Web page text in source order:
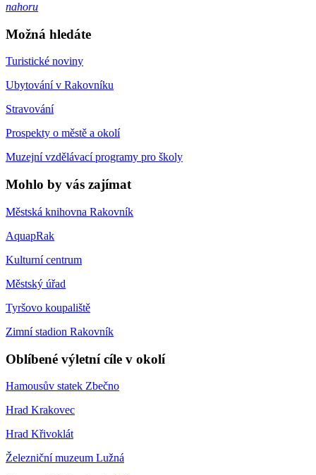
nahoru
Možná hledáte
Turistické noviny
Ubytování v Rakovníku
Stravování
Prospekty o městě a okolí
Muzejní vzdělávací programy pro školy
Mohlo by vás zajímat
Městská knihovna Rakovník
AquapRak
Kulturní centrum
Městský úřad
Tyršovo koupaliště
Zimní stadion Rakovník
Oblíbené výletní cíle v okolí
Hamousův statek Zbečno
Hrad Krakovec
Hrad Křivoklát
Železniční muzeum Lužná